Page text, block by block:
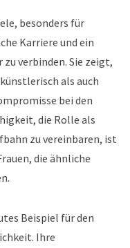
besonders für
Karriere und ein
verbinden. Sie zeigt,
als auch
bei den
die Rolle als
zu vereinbaren, ist
die ähnliche
Beispiel für den
Ihre